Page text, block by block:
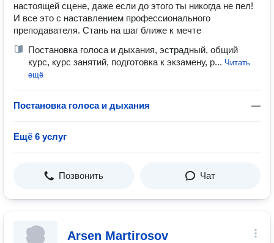
настоящей сцене, даже если до этого ты никогда не пел!
И все это с наставлением профессионального
преподавателя. Стань на шаг ближе к мечте
Постановка голоса и дыхания, эстрадный, общий
курс, курс занятий, подготовка к экзамену, р... Читать
ещё
Постановка голоса и дыхания —
Ещё 6 услуг
Позвонить Чат
Arsen Martirosov